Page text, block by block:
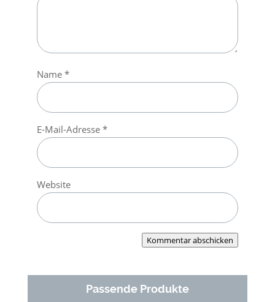
Name *
E-Mail-Adresse *
Website
Kommentar abschicken
Passende Produkte